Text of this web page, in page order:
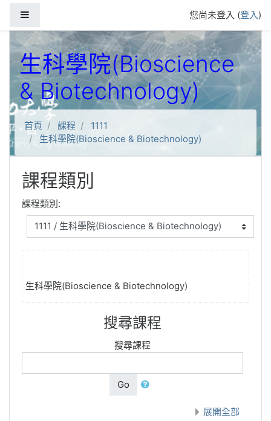
您尚未登入 (登入)
生科學院(Bioscience
& Biotechnology)
首頁 課程
1111
生科學院(Bioscience & Biotechnology)
課程類別
課程類別:
生科學院(Bioscience & Biotechnology)
搜尋課程
搜尋課程
Go
展開全部